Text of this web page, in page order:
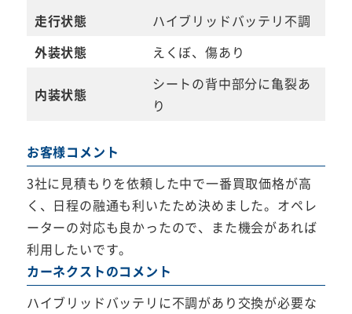
走行状態
ハイブリッドバッテリ不調
外装状態
えくぼ、傷あり
内装状態
シートの背中部分に亀裂あ
り
お客様コメント
3社に見積もりを依頼した中で一番買取価格が高
く、日程の融通も利いたため決めました。オペレ
ーターの対応も良かったので、また機会があれば
利用したいです。
カーネクストのコメント
ハイブリッドバッテリに不調があり交換が必要な